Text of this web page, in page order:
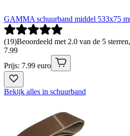
GAMMA schuurband middel 533x75
(19)Beoordeeld met 2.0 van de 5
7.99
Prijs: 7.99 euro
Bekijk alles in schuurband